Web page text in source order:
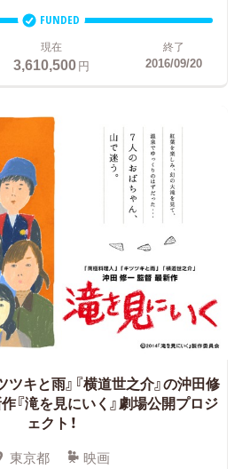
FUNDED
現在
3,610,500円
終了
2016/09/20
ツキと雨』『横道世之介』の沖田修
『滝を見にいく』劇場公開プロジ
ェクト！
東京都 映画